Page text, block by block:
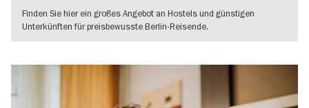
Finden Sie hier ein großes Angebot an Hostels und günstigen
Unterkünften für preisbewusste Berlin-Reisende.